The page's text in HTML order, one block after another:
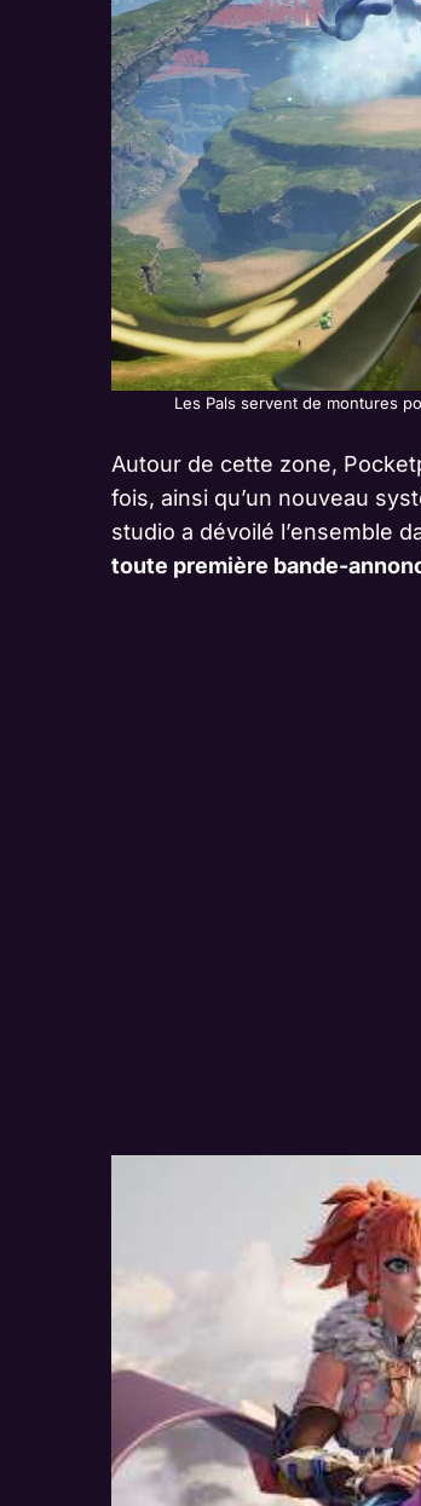
Les Pals servent de montures
Autour de cette zone,
fois, ainsi qu’un nouveau
studio a dévoilé l’ensemble
toute première bande-